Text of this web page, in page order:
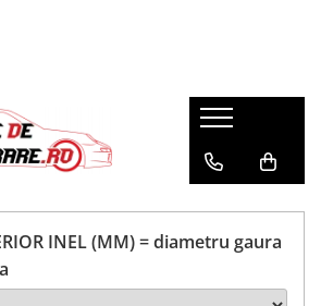
INEL (MM) = diametru gaura